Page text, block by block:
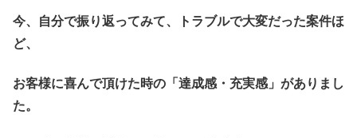
今、自分で振り返ってみて、トラブルで大変だった案件ほ
ど、
お客様に喜んで頂けた時の「達成感・充実感」がありまし
た。